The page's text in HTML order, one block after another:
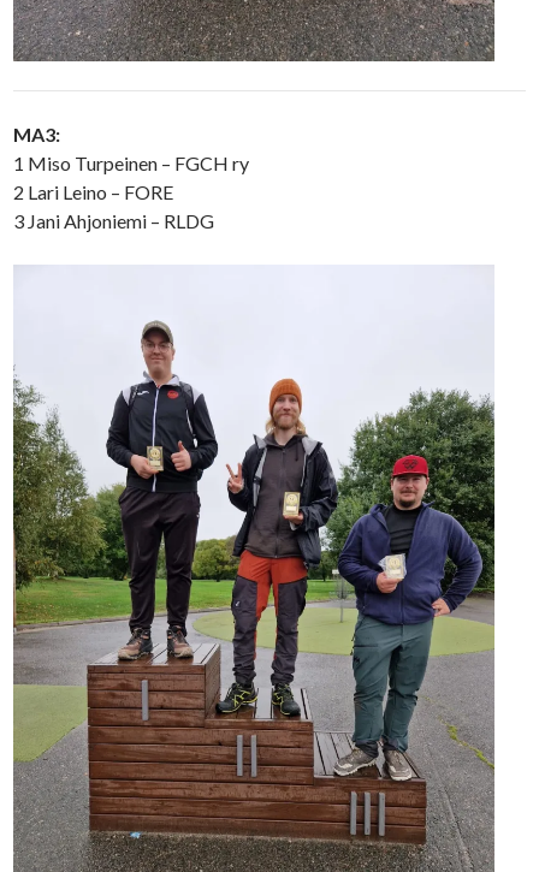
MA3:
1 Miso Turpeinen – FGCH ry
2 Lari Leino – FORE
3 Jani Ahjoniemi – RLDG